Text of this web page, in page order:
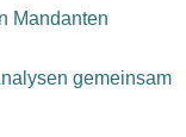
Mandanten
gemeinsam